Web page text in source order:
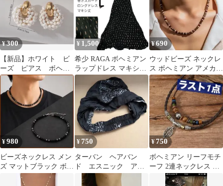
¥300
【新品】ホワイト ビ
ーズ ピアス ボヘミ
アン エスニック
夏 ゴールド
¥ 1,500
希少 RAGA ボヘミアン
ラップドレス マキシ丈
シフォンワンピース L
¥690
ウッドビーズ ネックレ
ス ボヘミアン アメカジ
サーフ系 男女兼用
¥980
ビーズネックレス メン
ズ マットブラック ボヘ
ミアン エスニック 韓国
¥750
ターバン ヘアバン
ド エスニック アジ
アン ボヘミアン
¥750
ボヘミアン リーフモチ
ーフ 2連ネックレス ア
ジアン ウッドビーズ エ